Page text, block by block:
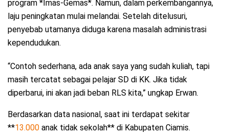
program *Imas-Gemas*. Namun, dalam perkembangannya,
laju peningkatan mulai melandai. Setelah ditelusuri,
penyebab utamanya diduga karena masalah administrasi
kependudukan.
“Contoh sederhana, ada anak saya yang sudah kuliah, tapi
masih tercatat sebagai pelajar SD di KK. Jika tidak
diperbarui, ini akan jadi beban RLS kita,” ungkap Erwan.
Berdasarkan data nasional, saat ini terdapat sekitar
**13.000 anak tidak sekolah** di Kabupaten Ciamis.